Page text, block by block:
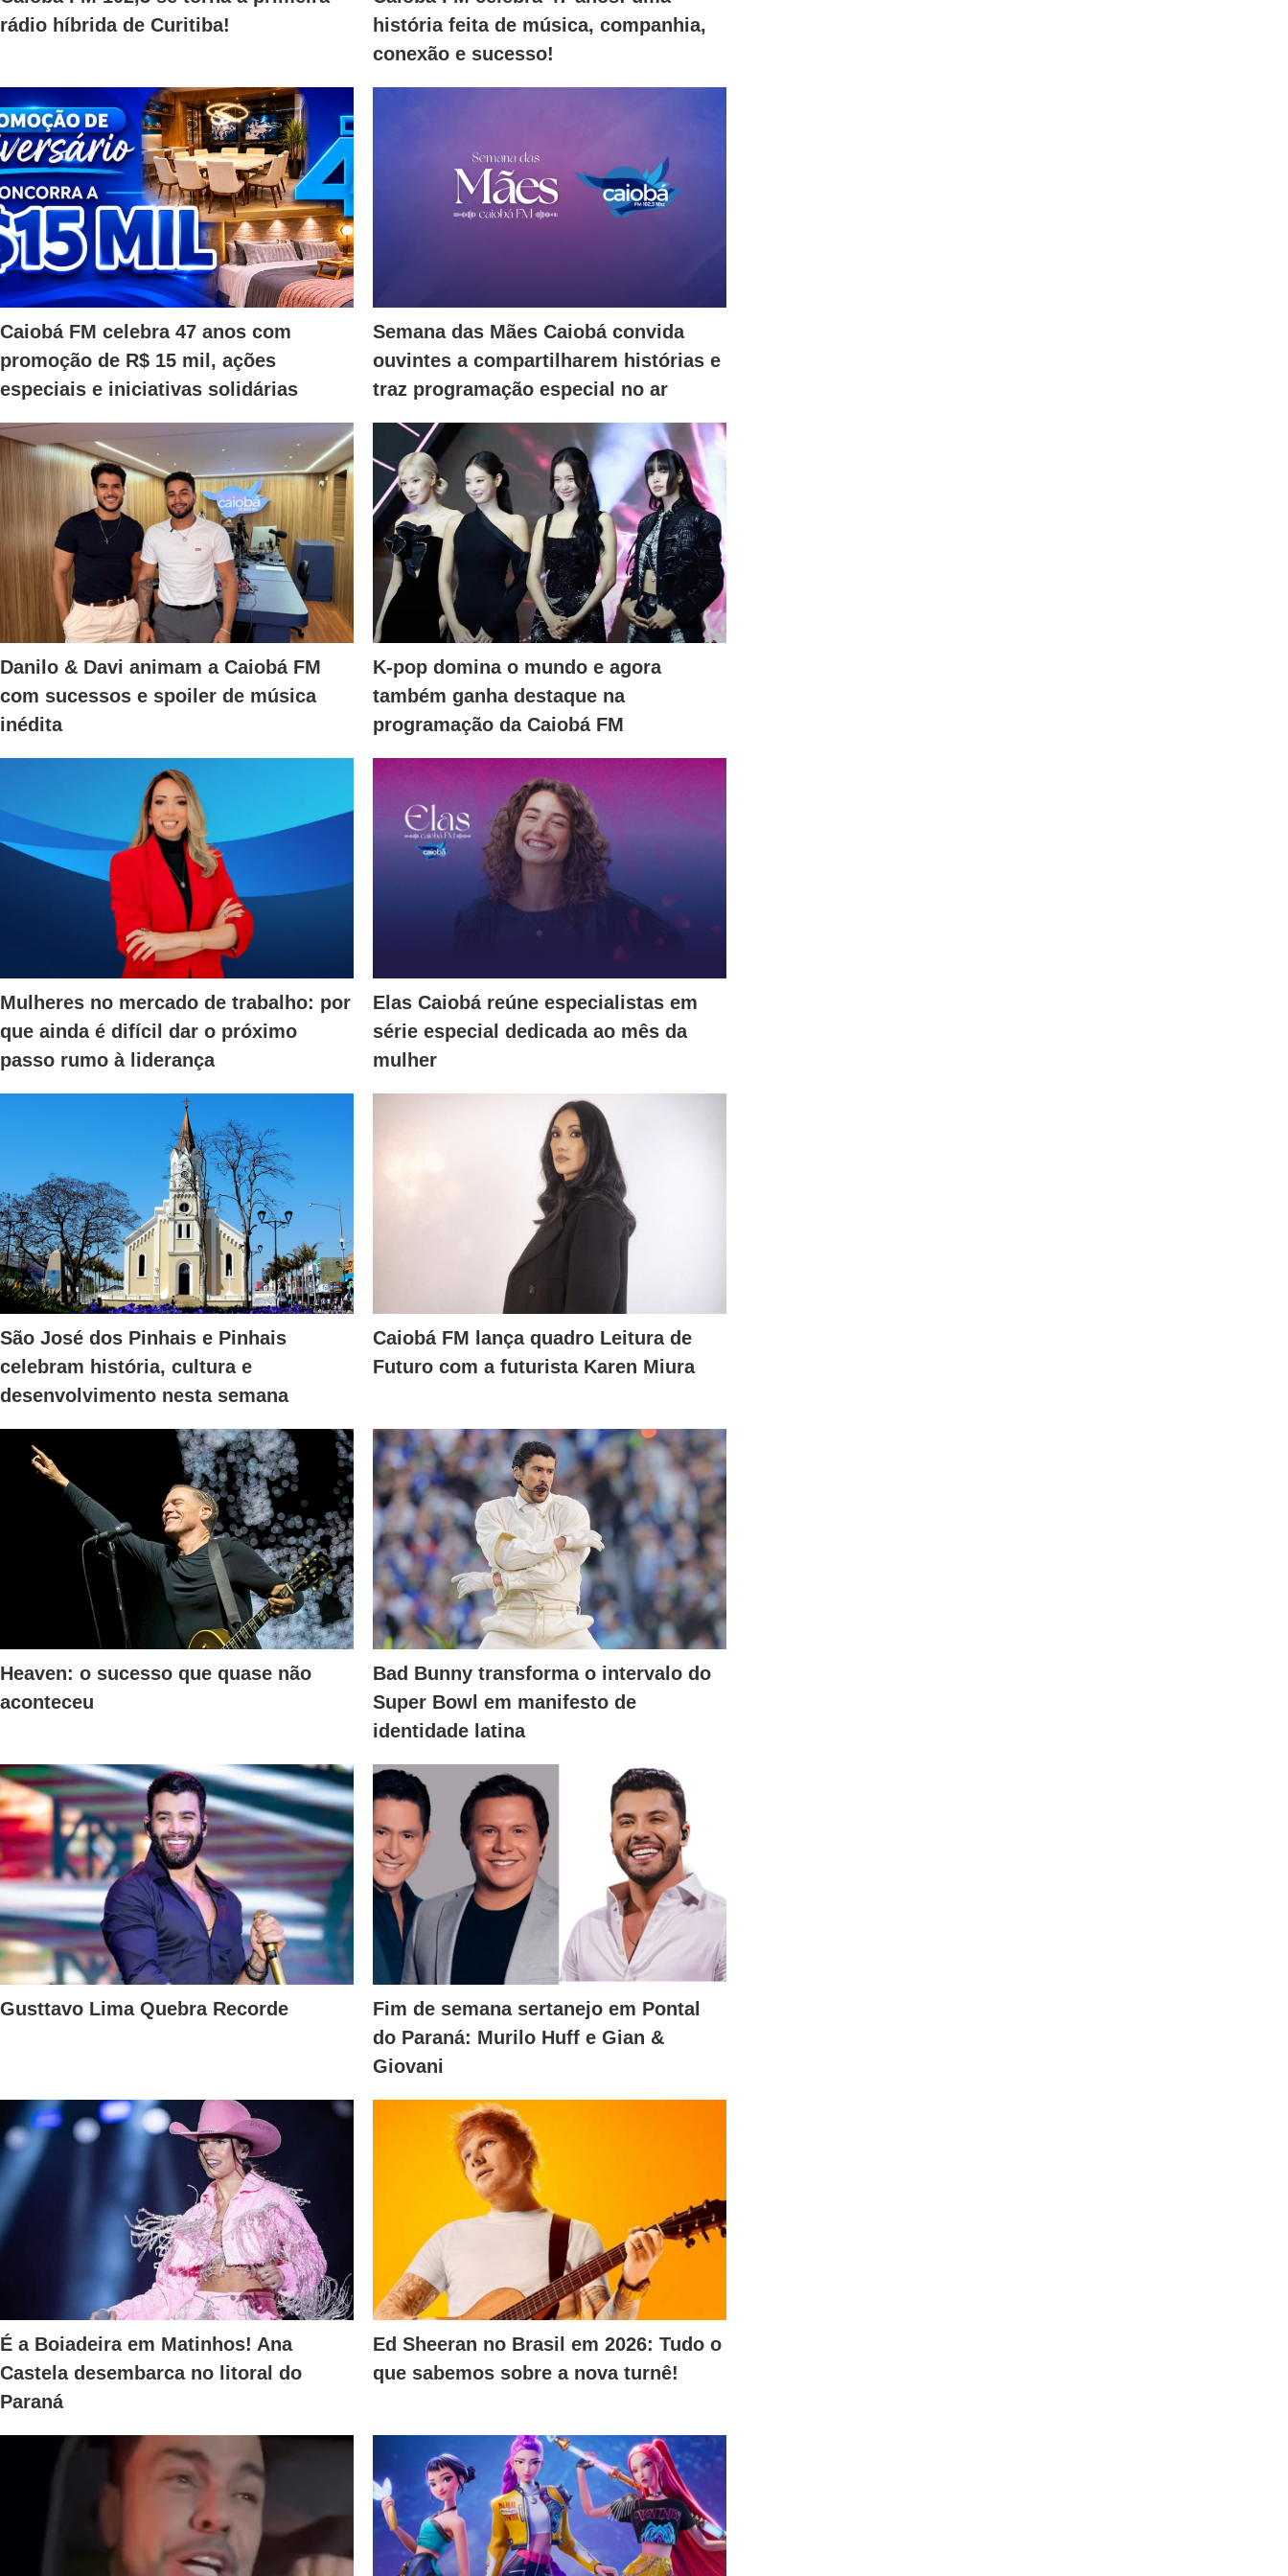
rádio híbrida de Curitiba!
história feita de música, companhia,
conexão e sucesso!
Caiobá FM celebra 47 anos com
promoção de R$ 15 mil, ações
especiais e iniciativas solidárias
Semana das Mães Caiobá convida
ouvintes a compartilharem histórias e
traz programação especial no ar
Danilo & Davi animam a Caiobá FM
com sucessos e spoiler de música
inédita
K-pop domina o mundo e agora
também ganha destaque na
programação da Caiobá FM
Mulheres no mercado de trabalho: por
que ainda é difícil dar o próximo
passo rumo à liderança
Elas Caiobá reúne especialistas em
série especial dedicada ao mês da
mulher
São José dos Pinhais e Pinhais
celebram história, cultura e
desenvolvimento nesta semana
Caiobá FM lança quadro Leitura de
Futuro com a futurista Karen Miura
Heaven: o sucesso que quase não
aconteceu
Bad Bunny transforma o intervalo do
Super Bowl em manifesto de
identidade latina
Gusttavo Lima Quebra Recorde
Fim de semana sertanejo em Pontal
do Paraná: Murilo Huff e Gian &
Giovani
É a Boiadeira em Matinhos! Ana
Castela desembarca no litoral do
Paraná
Ed Sheeran no Brasil em 2026: Tudo o
que sabemos sobre a nova turnê!